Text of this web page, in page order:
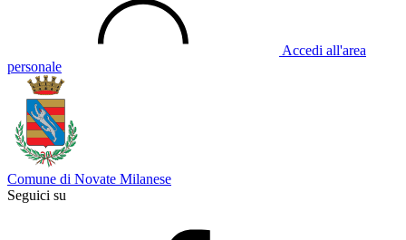
Accedi all'area
personale
Comune di Novate Milanese
Seguici su